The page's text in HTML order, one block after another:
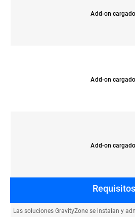
Add-on cargado
Add-on cargado
Add-on cargado
Requisitos
Las soluciones GravityZone se instalan y